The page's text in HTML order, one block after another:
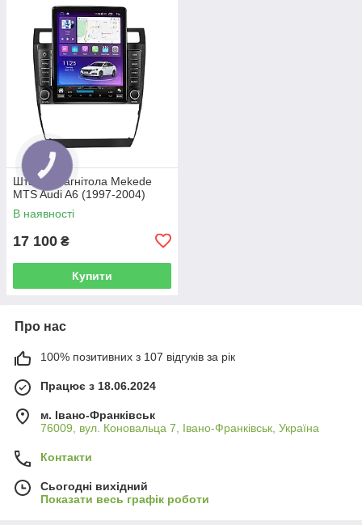
Штатна магнітола Mekede
MTS Audi A6 (1997-2004)
В наявності
17 100 ₴
Купити
Про нас
100% позитивних з 107 відгуків за рік
Працює з 18.06.2024
м. Івано-Франківськ
76009, вул. Коновальца 7, Івано-Франківськ, Україна
Контакти
Сьогодні вихідний
Показати весь графік роботи